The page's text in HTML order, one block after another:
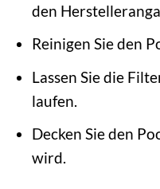
den
Reinigen Sie den
Lassen Sie die
laufen.
Decken Sie den
wird.